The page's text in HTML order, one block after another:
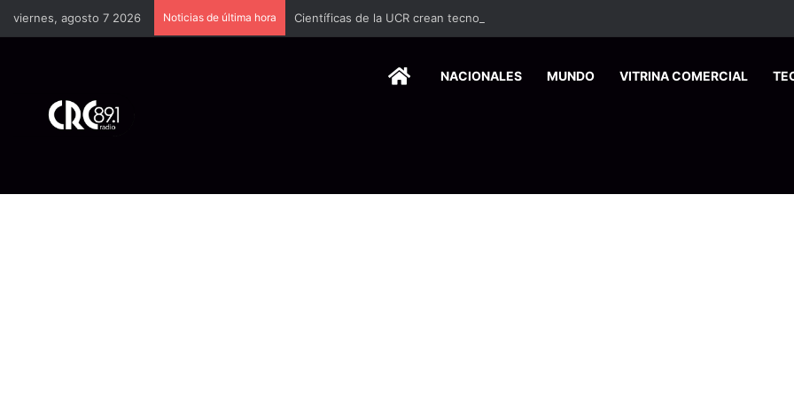
viernes, agosto 7 2026 Noticias de última hora Científicas de la UCR crean tecnología que limpia aguas residuales con hongos
HOMENACIONALES MUNDO VITRINA COMERCIAL